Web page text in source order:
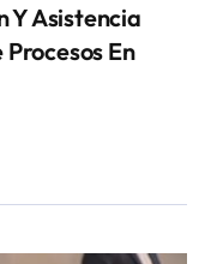
Y Asistencia
En